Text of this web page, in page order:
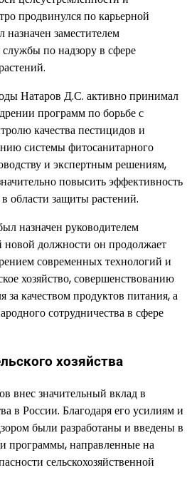
продвинулся по карьерной
заместителем
по надзору в сфере
Натаров Д.С. активно принимал
программ по борьбе с
качества пестицидов и
системы фитосанитарного
и экспертным решениям,
повысить эффективность
области защиты растений.
назначен руководителем
новой должности он продолжает
современных технологий и
хозяйство, совершенствованию
за качеством продуктов питания, а
сотрудничества в сфере
хозяйства
внес значительный вклад в
в России. Благодаря его усилиям и
были разработаны и введены в
программы, направленные на
сельскохозяйственной